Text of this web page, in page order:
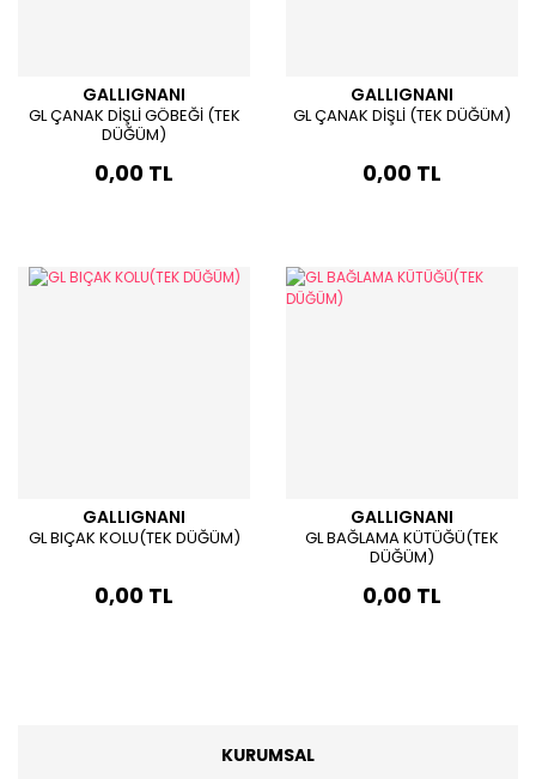
GALLIGNANI
GL ÇANAK DİŞLİ GÖBEĞİ (TEK
DÜĞÜM)
0,00 TL
GALLIGNANI
GL ÇANAK DİŞLİ (TEK DÜĞÜM)
0,00 TL
GALLIGNANI
GL BIÇAK KOLU(TEK DÜĞÜM)
0,00 TL
GALLIGNANI
GL BAĞLAMA KÜTÜĞÜ(TEK
DÜĞÜM)
0,00 TL
KURUMSAL